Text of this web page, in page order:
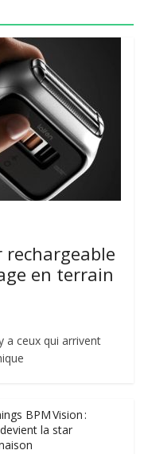
rechargeable
en terrain
a ceux qui arrivent
BPM Vision :
la star